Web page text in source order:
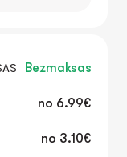
Bezmaksas
no 6.99€
no 3.10€